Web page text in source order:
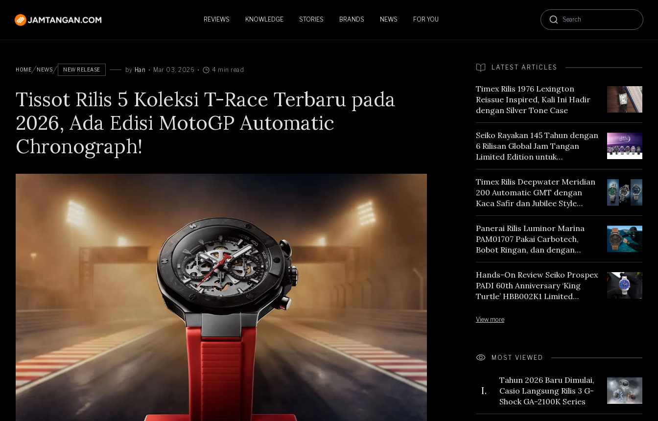
REVIEWS KNOWLEDGE STORIES BRANDS NEWS FOR YOU
HOME NEWS NEW RELEASE by Han Mar 03, 2026 4 min read
Tissot Rilis 5 Koleksi T-Race Terbaru pada
2026, Ada Edisi MotoGP Automatic
Chronograph!
LATEST ARTICLES
Timex Rilis 1976 Lexington
Reissue Inspired, Kali Ini Hadir
dengan Silver Tone Case
Seiko Rayakan 145 Tahun dengan
6 Rilisan Global Jam Tangan
Limited Edition untuk
Menghormati Edo Purple,
Warna yang Mencerminkan
Warisan Tokyo
Timex Rilis Deepwater Meridian
200 Automatic GMT dengan
Kaca Safir dan Jubilee Style
Bracelet
Panerai Rilis Luminor Marina
PAM01707 Pakai Carbotech,
Bobot Ringan, dan dengan
Vintage Vibes
Hands-On Review Seiko Prospex
PADI 60th Anniversary ‘King
Turtle’ HBB002K1 Limited
View more
MOST VIEWED
I.
Tahun 2026 Baru Dimulai,
Casio Langsung Rilis 3 G-
Shock GA-2100K Series